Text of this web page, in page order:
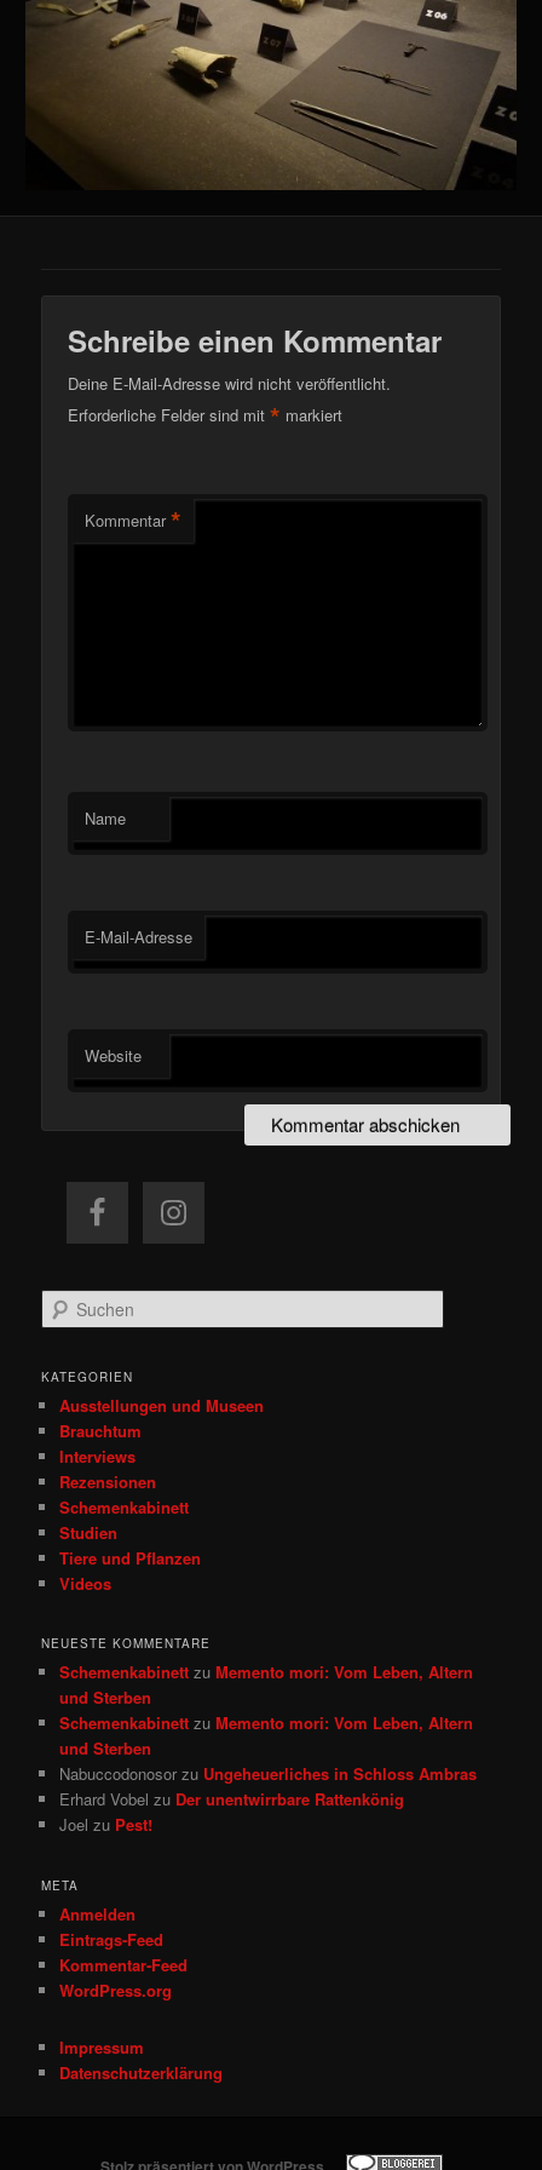
Schreibe einen Kommentar
Deine E-Mail-Adresse wird nicht veröffentlicht.
Erforderliche Felder sind mit* markiert
Kommentar *
Name
E-Mail-Adresse
Website
u
h
KATEGORIEN
Ausstellungen und Museen
Brauchtum
Interviews
Rezensionen
Schemenkabinett
Studien
Tiere und Pflanzen
Videos
NEUESTE KOMMENTARE
Schemenkabinett zuMemento mori: Vom Leben, Altern
und Sterben
Schemenkabinett zuMemento mori: Vom Leben, Altern
und Sterben
Nabuccodonosor zu Ungeheuerliches in Schloss Ambras
Erhard Vobel zu Der unentwirrbare Rattenkönig
Joel zu Pest!
META
Anmelden
Eintrags-Feed
Kommentar-Feed
WordPress.org
Impressum
Datenschutzerklärung